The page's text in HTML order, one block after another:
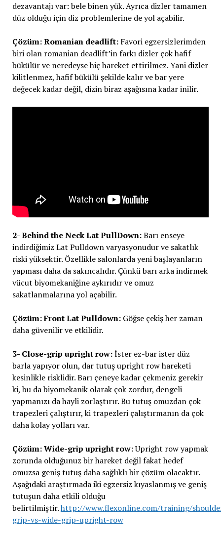
dezavantajı var: bele binen yük. Ayrıca dizler tamamen
düz olduğu için diz problemlerine de yol açabilir.
Çözüm: Romanian deadlift:Favori egzersizlerimden
biri olan romanian deadlift’in farkı dizler çok hafif
bükülür ve neredeyse hiç hareket ettirilmez. Yani dizler
kilitlenmez, hafif bükülü şekilde kalır ve bar yere
değecek kadar değil, dizin biraz aşağısına kadar inilir.
2- Behind the Neck Lat PullDown:Barı enseye
indirdiğimiz Lat Pulldown varyasyonudur ve sakatlık
riski yüksektir. Özellikle salonlarda yeni başlayanların
yapması daha da sakıncalıdır. Çünkü barı arka indirmek
vücut biyomekaniğine aykırıdır ve omuz
sakatlanmalarına yol açabilir.
Çözüm: Front Lat Pulldown:Göğse çekiş her zaman
daha güvenilir ve etkilidir.
3- Close-grip upright row:İster ez-bar ister düz
barla yapıyor olun, dar tutuş upright row hareketi
kesinlikle risklidir. Barı çeneye kadar çekmeniz gerekir
ki, bu da biyomekanik olarak çok zordur, dengeli
yapmanızı da hayli zorlaştırır. Bu tutuş omuzdan çok
trapezleri çalıştırır, ki trapezleri çalıştırmanın da çok
daha kolay yolları var.
Çözüm: Wide-grip upright row:Upright row yapmak
zorunda olduğunuz bir hareket değil fakat hedef
omuzsa geniş tutuş daha sağlıklı bir çözüm olacaktır.
Aşağıdaki araştırmada iki egzersiz kıyaslanmış ve geniş
tutuşun daha etkili olduğu
belirtilmiştir.http://www.flexonline.com/training/
grip-vs-wide-grip-upright-row